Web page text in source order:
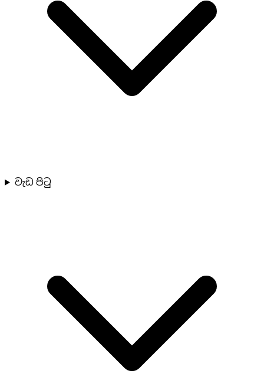
වැඩ පිටු